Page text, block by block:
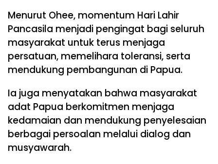
Menurut Ohee, momentum Hari Lahir
Pancasila menjadi pengingat bagi seluruh
masyarakat untuk terus menjaga
persatuan, memelihara toleransi, serta
mendukung pembangunan di Papua.
Ia juga menyatakan bahwa masyarakat
adat Papua berkomitmen menjaga
kedamaian dan mendukung penyelesaian
berbagai persoalan melalui dialog dan
musyawarah.